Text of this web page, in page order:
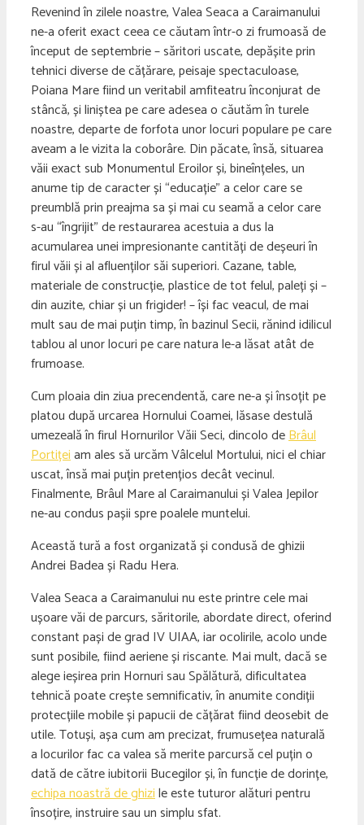
Revenind în zilele noastre, Valea Seaca a Caraimanului
ne-a oferit exact ceea ce căutam într-o zi frumoasă de
început de septembrie – săritori uscate, depășite prin
tehnici diverse de cățărare, peisaje spectaculoase,
Poiana Mare fiind un veritabil amfiteatru înconjurat de
stâncă, și liniștea pe care adesea o căutăm în turele
noastre, departe de forfota unor locuri populare pe care
aveam a le vizita la coborâre. Din păcate, însă, situarea
văii exact sub Monumentul Eroilor și, bineînțeles, un
anume tip de caracter și “educație” a celor care se
preumblă prin preajma sa și mai cu seamă a celor care
s-au “îngrijit” de restaurarea acestuia a dus la
acumularea unei impresionante cantități de deșeuri în
firul văii și al afluenților săi superiori. Cazane, table,
materiale de construcție, plastice de tot felul, paleți și –
din auzite, chiar și un frigider! – își fac veacul, de mai
mult sau de mai puțin timp, în bazinul Secii, rănind idilicul
tablou al unor locuri pe care natura le-a lăsat atât de
frumoase.
Cum ploaia din ziua precendentă, care ne-a și însoțit pe
platou după urcarea Hornului Coamei, lăsase destulă
umezeală în firul Hornurilor Văii Seci, dincolo deBrâul
Portițeiam ales să urcăm Vâlcelul Mortului, nici el chiar
uscat, însă mai puțin pretențios decât vecinul.
Finalmente, Brâul Mare al Caraimanului și Valea Jepilor
ne-au condus pașii spre poalele muntelui.
Această tură a fost organizată și condusă de ghizii
Andrei Badea și Radu Hera.
Valea Seaca a Caraimanului nu este printre cele mai
ușoare văi de parcurs, săritorile, abordate direct, oferind
constant pași de grad IV UIAA, iar ocolirile, acolo unde
sunt posibile, fiind aeriene și riscante. Mai mult, dacă se
alege ieșirea prin Hornuri sau Spălătură, dificultatea
tehnică poate crește semnificativ, în anumite condiții
protecțiile mobile și papucii de cățărat fiind deosebit de
utile. Totuși, așa cum am precizat, frumusețea naturală
a locurilor fac ca valea să merite parcursă cel puțin o
dată de către iubitorii Bucegilor și, în funcție de dorințe,
echipa noastră de ghizile este tuturor alături pentru
însoțire, instruire sau un simplu sfat.